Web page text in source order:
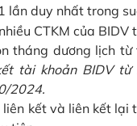
lần duy nhất trong
CTKM của
tháng dương lịch
tài khoản BIDV
2024.
kết và liên kết